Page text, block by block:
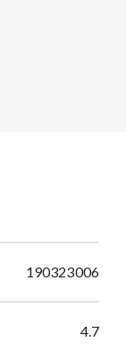
190323006
4.7